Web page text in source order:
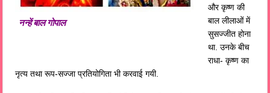
नन्हें बाल गोपाल
और कृष्ण की
बाल लीलाओं में
सुसज्जीत होना
था. उनके बीच
राधा- कृष्ण का
नृत्य तथा रूप-सज्जा प्रतियोगिता भी करवाई गयी.